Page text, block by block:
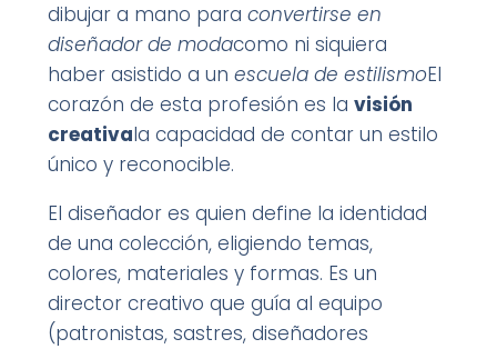
dibujar a mano para convertirse en
diseñador de modacomo ni siquiera
haber asistido a un escuela de estilismoEl
corazón de esta profesión es la visión
creativala capacidad de contar un estilo
único y reconocible.
El diseñador es quien define la identidad
de una colección, eligiendo temas,
colores, materiales y formas. Es un
director creativo que guía al equipo
(patronistas, sastres, diseñadores